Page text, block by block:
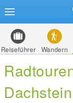
Reiseführer Wandern
Dachstein